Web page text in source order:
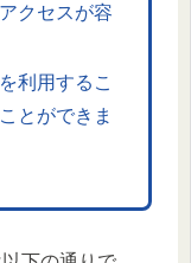
クセスが容
利用するこ
とができま